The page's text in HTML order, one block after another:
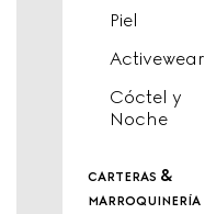
Piel
Activewear
Cóctel y
Noche
carteras &
marroquinería